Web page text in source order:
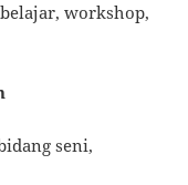
workshop,
seni,